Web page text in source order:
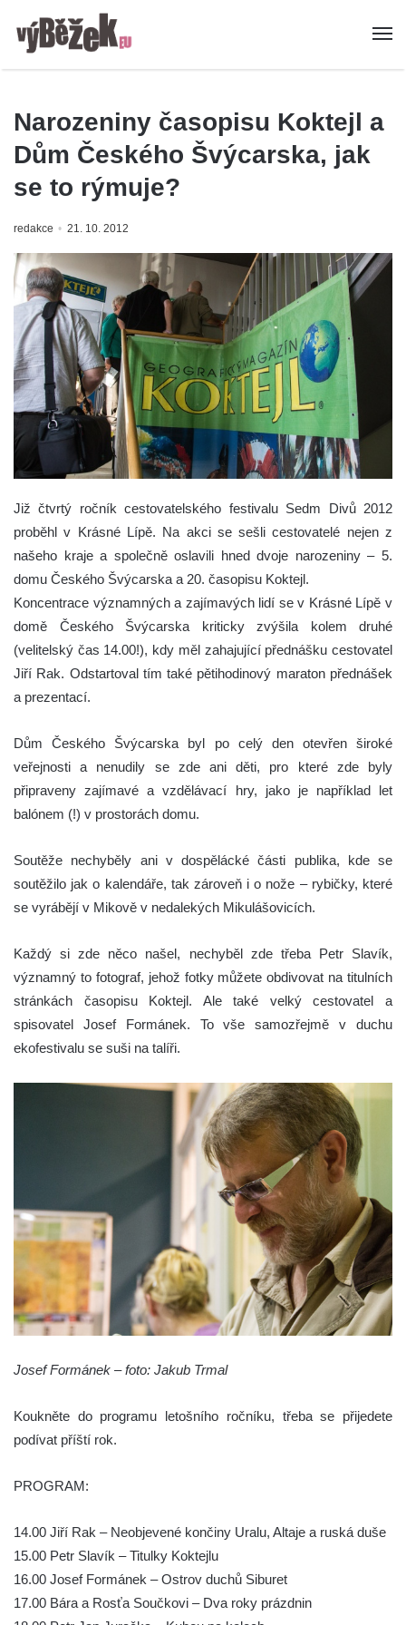
Narozeniny časopisu Koktejl a
Dům Českého Švýcarska, jak
se to rýmuje?
redakce 21. 10. 2012
Již čtvrtý ročník cestovatelského festivalu Sedm Divů 2012
proběhl v Krásné Lípě. Na akci se sešli cestovatelé nejen z
našeho kraje a společně oslavili hned dvoje narozeniny – 5.
domu Českého Švýcarska a 20. časopisu Koktejl.
Koncentrace významných a zajímavých lidí se v Krásné Lípě v
domě Českého Švýcarska kriticky zvýšila kolem druhé
(velitelský čas 14.00!), kdy měl zahajující přednášku cestovatel
Jiří Rak. Odstartoval tím také pětihodinový maraton přednášek
a prezentací.
Dům Českého Švýcarska byl po celý den otevřen široké
veřejnosti a nenudily se zde ani děti, pro které zde byly
připraveny zajímavé a vzdělávací hry, jako je například let
balónem (!) v prostorách domu.
Soutěže nechyběly ani v dospělácké části publika, kde se
soutěžilo jak o kalendáře, tak zároveň i o nože – rybičky, které
se vyrábějí v Mikově v nedalekých Mikulášovicích.
Každý si zde něco našel, nechyběl zde třeba Petr Slavík,
významný to fotograf, jehož fotky můžete obdivovat na titulních
stránkách časopisu Koktejl. Ale také velký cestovatel a
spisovatel Josef Formánek. To vše samozřejmě v duchu
ekofestivalu se suši na talíři.
Josef Formánek – foto: Jakub Trmal
Koukněte do programu letošního ročníku, třeba se přijedete
podívat příští rok.
PROGRAM:
14.00 Jiří Rak – Neobjevené končiny Uralu, Altaje a ruská duše
15.00 Petr Slavík – Titulky Koktejlu
16.00 Josef Formánek – Ostrov duchů Siburet
17.00 Bára a Rosťa Součkovi – Dva roky prázdnin